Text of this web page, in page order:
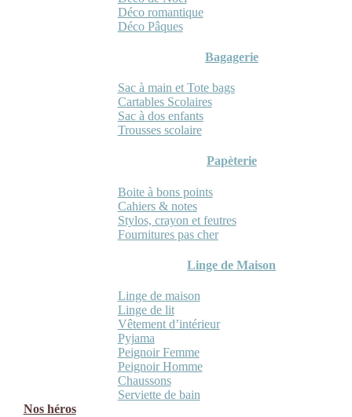
Déco romantique
Déco Pâques
Bagagerie
Sac à main et Tote bags
Cartables Scolaires
Sac à dos enfants
Trousses scolaire
Papèterie
Boite à bons points
Cahiers & notes
Stylos, crayon et feutres
Fournitures pas cher
Linge de Maison
Linge de maison
Linge de lit
Vêtement d’intérieur
Pyjama
Peignoir Femme
Peignoir Homme
Chaussons
Serviette de bain
Nos héros